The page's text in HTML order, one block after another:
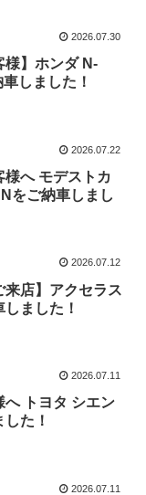
2026.07.30
様】ホンダ N-
しました！
2026.07.22
へ モデストカ
をご納車しまし
2026.07.12
来店】アクセラス
ました！
2026.07.11
へ トヨタ シエン
た！
2026.07.11